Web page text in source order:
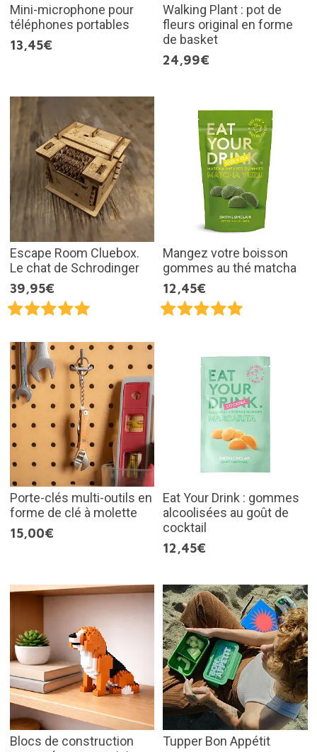
Mini-microphone pour
téléphones portables
13,45€
Walking Plant : pot de
fleurs original en forme
de basket
24,99€
Escape Room Cluebox.
Le chat de Schrodinger
39,95€
Mangez votre boisson
gommes au thé matcha
12,45€
Porte-clés multi-outils en
forme de clé à molette
15,00€
Eat Your Drink : gommes
alcoolisées au goût de
cocktail
12,45€
Blocs de construction
Tupper Bon Appétit